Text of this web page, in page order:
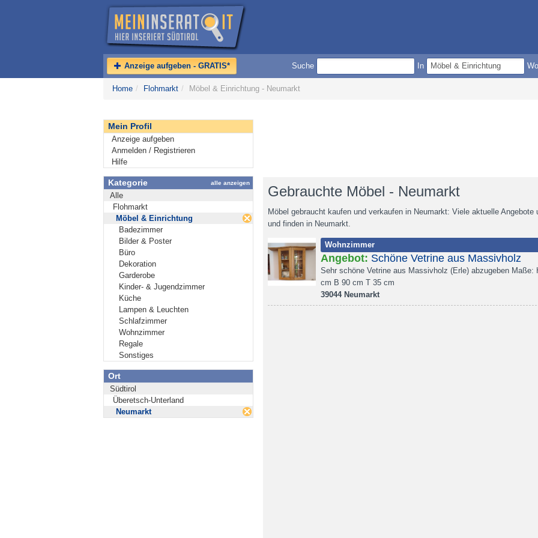
Anzeige aufgeben - GRATIS* Suche In Wo
Home / Flohmarkt / Möbel & Einrichtung - Neumarkt
Mein Profil
Anzeige aufgeben
Anmelden / Registrieren
Hilfe
Kategorie alle anzeigen
Alle
Flohmarkt
Möbel & Einrichtung
Badezimmer
Bilder & Poster
Büro
Dekoration
Garderobe
Kinder- & Jugendzimmer
Küche
Lampen & Leuchten
Schlafzimmer
Wohnzimmer
Regale
Sonstiges
Ort
Südtirol
Überetsch-Unterland
Neumarkt
Gebrauchte Möbel - Neumarkt
Möbel gebraucht kaufen und verkaufen in Neumarkt: Viele aktuelle
und finden in Neumarkt.
Wohnzimmer
Angebot: Schöne Vetrine aus Massivholz
Sehr schöne Vetrine aus Massivholz (Erle) abzugeben Maße:
cm B 90 cm T 35 cm
39044 Neumarkt